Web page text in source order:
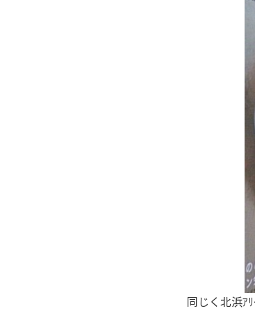
同じく北浜ｱ